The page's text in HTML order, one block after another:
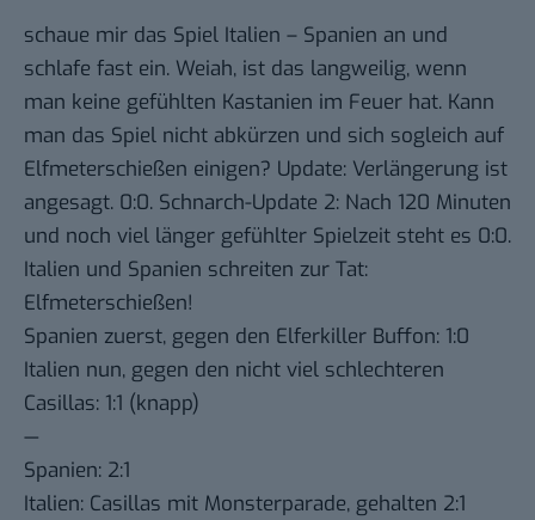
schaue mir das Spiel Italien – Spanien an und
schlafe fast ein. Weiah, ist das langweilig, wenn
man keine gefühlten Kastanien im Feuer hat. Kann
man das Spiel nicht abkürzen und sich sogleich auf
Elfmeterschießen einigen? Update: Verlängerung ist
angesagt. 0:0. Schnarch-Update 2: Nach 120 Minuten
und noch viel länger gefühlter Spielzeit steht es 0:0.
Italien und Spanien schreiten zur Tat:
Elfmeterschießen!
Spanien zuerst, gegen den Elferkiller Buffon: 1:0
Italien nun, gegen den nicht viel schlechteren
Casillas: 1:1 (knapp)
—
Spanien: 2:1
Italien: Casillas mit Monsterparade, gehalten 2:1